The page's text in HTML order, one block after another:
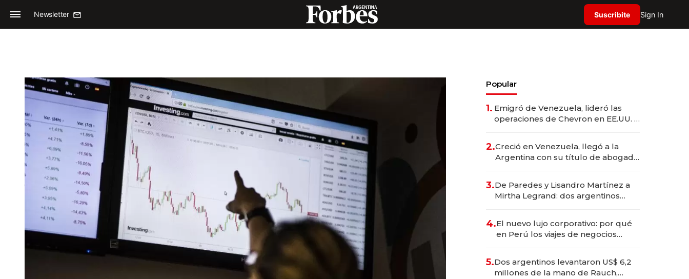
Newsletter Suscribite Sign In
Popular
1. Emigró de Venezuela, lideró las
operaciones de Chevron en EE.UU. y
2.Creció en Venezuela, llegó a la
Argentina con su título de abogado
marcas "fast premium"
3.De Paredes y Lisandro Martínez a
Mirtha Legrand: dos argentinos
4.El nuevo lujo corporativo: por qué
en Perú los viajes de negocios
transformadoras
5.Dos argentinos levantaron US$ 6,2
millones de la mano de Rauch,